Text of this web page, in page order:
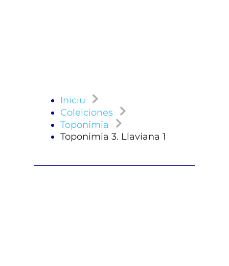
Iniciu
Coleiciones
Toponimia
Toponimia 3. Llaviana 1